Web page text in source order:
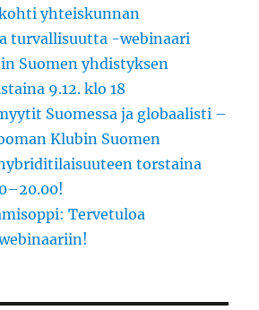
yhteiskunnan
turvallisuutta -webinaari
Suomen yhdistyksen
9.12. klo 18
Suomessa ja globaalisti –
Klubin Suomen
torstaina
Tervetuloa